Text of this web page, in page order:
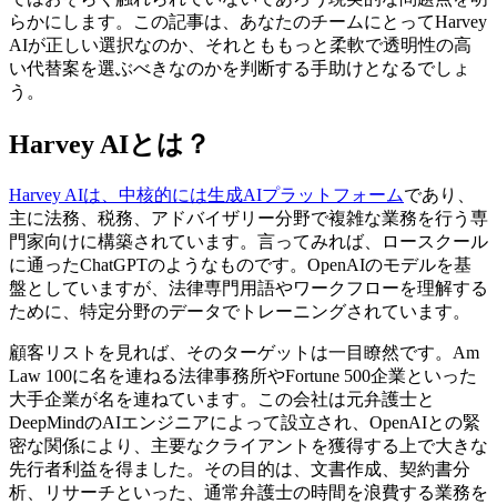
らかにします。この記事は、あなたのチームにとってHarvey
AIが正しい選択なのか、それとももっと柔軟で透明性の高
い代替案を選ぶべきなのかを判断する手助けとなるでしょ
う。
Harvey AIとは？
Harvey AIは、中核的には生成AIプラットフォームであり、
主に法務、税務、アドバイザリー分野で複雑な業務を行う専
門家向けに構築されています。言ってみれば、ロースクール
に通ったChatGPTのようなものです。OpenAIのモデルを基
盤としていますが、法律専門用語やワークフローを理解する
ために、特定分野のデータでトレーニングされています。
顧客リストを見れば、そのターゲットは一目瞭然です。Am
Law 100に名を連ねる法律事務所やFortune 500企業といった
大手企業が名を連ねています。この会社は元弁護士と
DeepMindのAIエンジニアによって設立され、OpenAIとの緊
密な関係により、主要なクライアントを獲得する上で大きな
先行者利益を得ました。その目的は、文書作成、契約書分
析、リサーチといった、通常弁護士の時間を浪費する業務を